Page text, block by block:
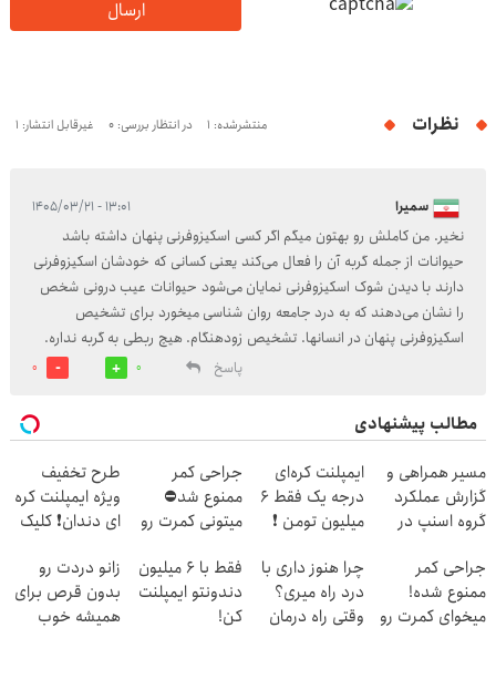
ارسال
نظرات منتشرشده: 1 در انتظار بررسی: 0 غیرقابل انتشار: 1
سمیرا ۱۳:۰۱ - ۱۴۰۵/۰۳/۲۱
نخیر. من کاملش رو بهتون میگم اگر کسی اسکیزوفرنی پنهان داشته باشد
حیوانات از جمله گربه آن را فعال می‌کند یعنی کسانی که خودشان اسکیزوفرنی
دارند با دیدن شوک اسکیزوفرنی نمایان می‌شود حیوانات عیب درونی شخص
را نشان می‌دهند که به درد جامعه روان شناسی میخورد برای تشخیص
اسکیزوفرنی پنهان در انسانها. تشخیص زودهنگام. هیچ ربطی به گربه نداره.
پاسخ
0
0
مطالب پیشنهادی
مسیر همراهی و
گزارش عملکرد
گروه اسنپ در
ایمپلنت کره‌ای
درجه یک فقط 6
میلیون تومن ❗
جراحی کمر
ممنوع شد⛔
میتونی کمرت رو
کنی! 👈🏻
پرسش‌نامه
طرح تخفیف
ویژه ایمپلنت کره
ای دندان❗ کلیک
جراحی کمر
ممنوع شده!
میخوای کمرت رو
چرا هنوز داری با
درد راه میری؟
وقتی راه درمان
فقط با 6 میلیون
دندونتو ایمپلنت
کن!
زانو دردت رو
بدون قرص برای
همیشه خوب